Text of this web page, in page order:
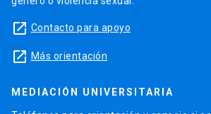
launch Contacto para apoyo
launch Más orientación
MEDIACIÓN UNIVERSITARIA